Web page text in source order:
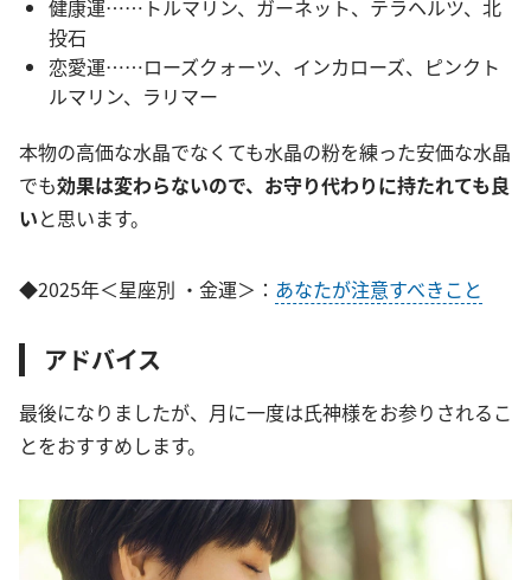
健康運……トルマリン、ガーネット、テラヘルツ、北
投石
恋愛運……ローズクォーツ、インカローズ、ピンクト
ルマリン、ラリマー
本物の高価な水晶でなくても水晶の粉を練った安価な水晶
でも効果は変わらないので、お守り代わりに持たれても良
いと思います。
◆2025年＜星座別 ・金運＞： あなたが注意すべきこと
アドバイス
最後になりましたが、月に一度は氏神様をお参りされるこ
とをおすすめします。